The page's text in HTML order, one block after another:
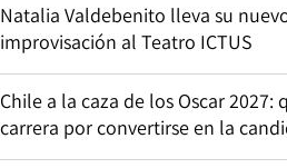
Natalia Valdebenito lleva su
improvisación al Teatro ICTUS
Chile a la caza de los Oscar 2027:
carrera por convertirse en la